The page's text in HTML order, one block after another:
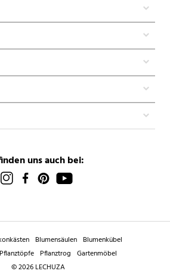
uns auch bei:
Blumensäulen Blumenkübel
Pflanztöpfe Pflanztrog Gartenmöbel
© 2026 LECHUZA